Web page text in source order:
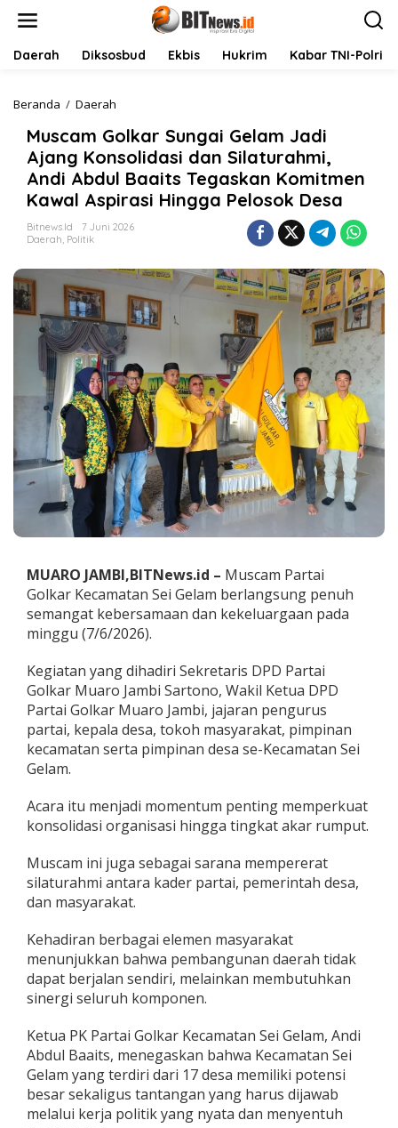
Daerah Diksosbud Ekbis Hukrim Kabar TNI-Polri
Beranda / Daerah
s
c
a
m
G
l
n
g
a
i
G
e
l
a
m
J
a
d
i
A
a
n
g
K
o
s
o
l
d
a
a
n
i
l
a
t
r
a
h
m
i
A
n
d
i
A
b
Muscam Golkar Sungai Gelam Jadi
Ajang Konsolidasi dan Silaturahmi,
Andi Abdul Baaits Tegaskan Komitmen
Kawal Aspirasi Hingga Pelosok Desa
Bitnews.id
7 Juni 2026
Daerah, Politik
MUARO JAMBI,BITNews.id – Muscam Partai
Golkar Kecamatan Sei Gelam berlangsung penuh
semangat kebersamaan dan kekeluargaan pada
minggu (7/6/2026).
Kegiatan yang dihadiri Sekretaris DPD Partai
Golkar Muaro Jambi Sartono, Wakil Ketua DPD
Partai Golkar Muaro Jambi, jajaran pengurus
partai, kepala desa, tokoh masyarakat, pimpinan
kecamatan serta pimpinan desa se-Kecamatan Sei
Gelam.
Acara itu menjadi momentum penting memperkuat
konsolidasi organisasi hingga tingkat akar rumput.
Muscam ini juga sebagai sarana mempererat
silaturahmi antara kader partai, pemerintah desa,
dan masyarakat.
Kehadiran berbagai elemen masyarakat
menunjukkan bahwa pembangunan daerah tidak
dapat berjalan sendiri, melainkan membutuhkan
sinergi seluruh komponen.
Ketua PK Partai Golkar Kecamatan Sei Gelam, Andi
Abdul Baaits, menegaskan bahwa Kecamatan Sei
Gelam yang terdiri dari 17 desa memiliki potensi
besar sekaligus tantangan yang harus dijawab
melalui kerja politik yang nyata dan menyentuh